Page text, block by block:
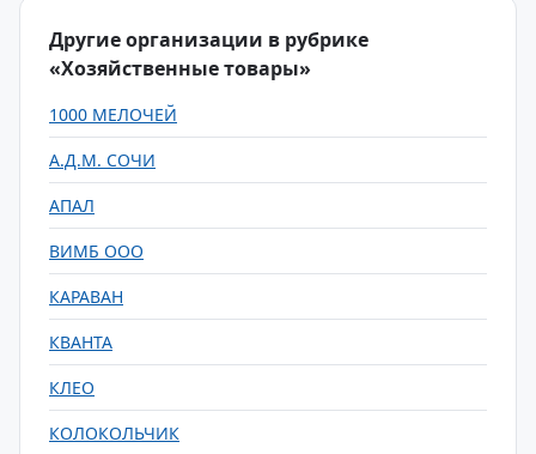
Другие организации в рубрике
«Хозяйственные товары»
1000 МЕЛОЧЕЙ
А.Д.М. СОЧИ
АПАЛ
ВИМБ ООО
КАРАВАН
КВАНТА
КЛЕО
КОЛОКОЛЬЧИК